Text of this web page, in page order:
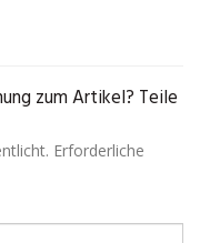
zum Artikel? Teile
Erforderliche